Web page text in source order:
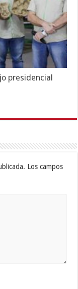
presidencial
Los campos